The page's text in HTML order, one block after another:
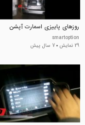
روزهای پاییزی اسمارت آپشن
smartoption
29 نمایش
7 سال پیش